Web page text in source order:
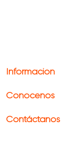
Información
Conócenos
Contáctanos